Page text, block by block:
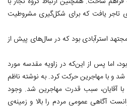
تاجر یافت که برای شکل‌گیری مشروطیت
مجتهد استرآبادی بود که در سال‌های پیش از
اما پس از این‌که در زاویه مقدسه مورد
شد و با مهاجرین حرکت کرد. به نوشته ناظم
آقایان، سبب قدرت مهاجرین شد. وجود
آگاهی‌ عمومی مردم را بالا و زمینه‌ی